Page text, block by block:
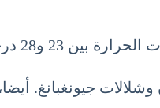
درجة مئوية.
جيونغبانغ.